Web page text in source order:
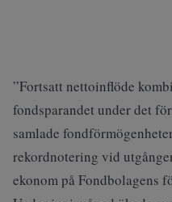
”Fortsatt nettoinflöde
fondsparandet under det
samlade
rekordnotering vid
ekonom på Fondbolagens